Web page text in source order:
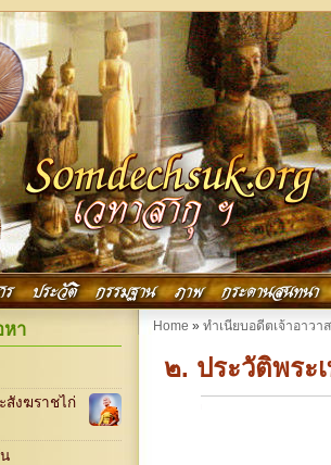
ร ประวัติ กรรมฐาน ภาพ กระดานสนทนา
หา
สังฆราชไก่
You are here
Home » ทำเนียบอดีตเจ้าอาวา
๒. ประวัติพระ